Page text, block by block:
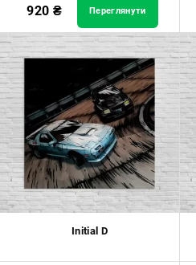
Розмір: 40x60 Ціна: 920 грн
Розмір: 60x90 Ціна: 1650 грн
Розмір: 80x120 Ціна: 2050 грн
920 ₴ Переглянути
Initial D